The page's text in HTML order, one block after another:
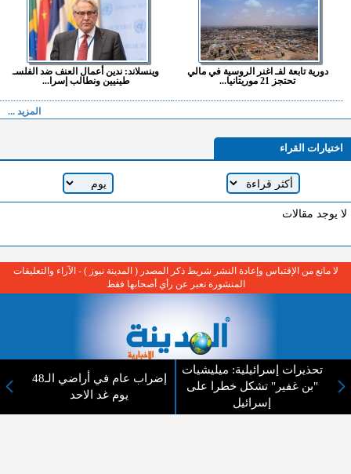
دورية تابعة لفـ اغنر الروسية في مالي
تحتجز 21 موريتانيا...
وينسلاند: ندين أعمال العنف ضد الفلسـ
طينيين ونطالب إسرا...
المزيد ...
اختيارات القراء
لا يوجد مقالات
تحذيرات إسرائيلية: ميليشيات
"بن غفير" تشكل خطرا على
إسرائيل
إضراب عام في أراضي الـ48
يوم غد الاحد
لا مانع من الإقتباس وإعادة النشر شريط ذكر المصدر ( المدينة نيوز ) - الآراء والتعليقات
المنشورة تعبر عن رأي أصحابها فقط
عن المدينة الإخبارية
المدينة الإخبارية صحيفة الكترونية شاملة تابعة لشركة قنوات البث